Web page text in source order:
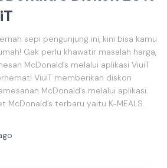
sepi pengunjung ini, kini bisa kamu
Gak perlu khawatir masalah harga,
McDonald’s melalui aplikasi ViuiT
ViuiT memberikan diskon
McDonald’s melalui aplikasi.
McDonald’s terbaru yaitu K-MEALS.